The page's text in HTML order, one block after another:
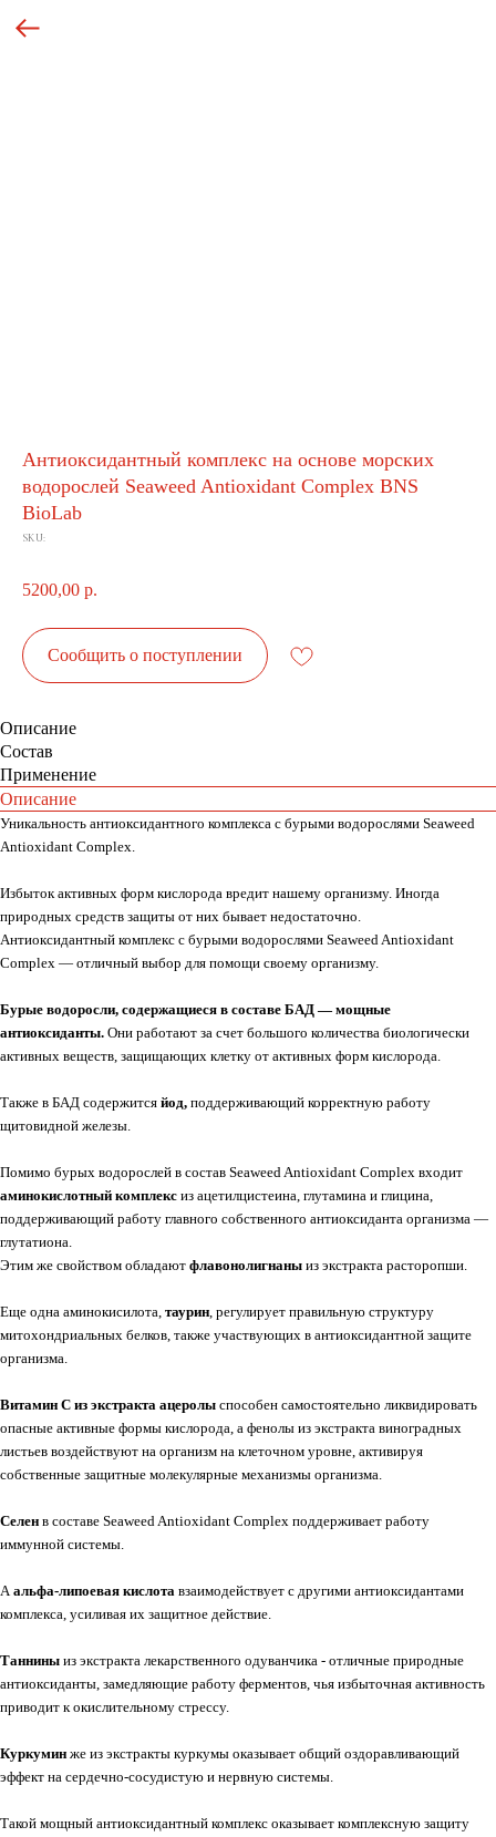
Антиоксидантный комплекс на основе морских
водорослей Seaweed Antioxidant Complex BNS
BioLab
SKU:
5200,00 р.
Сообщить о поступлении
Описание
Состав
Применение
Описание
Уникальность антиоксидантного комплекса с бурыми водорослями Seaweed
Antioxidant Complex.
Избыток активных форм кислорода вредит нашему организму. Иногда
природных средств защиты от них бывает недостаточно.
Антиоксидантный комплекс с бурыми водорослями Seaweed Antioxidant
Complex — отличный выбор для помощи своему организму.
Бурые водоросли, содержащиеся в составе БАД — мощные
антиоксиданты. Они работают за счет большого количества биологически
активных веществ, защищающих клетку от активных форм кислорода.
Также в БАД содержится йод, поддерживающий корректную работу
щитовидной железы.
Помимо бурых водорослей в состав Seaweed Antioxidant Complex входит
аминокислотный комплекс из ацетилцистеина, глутамина и глицина,
поддерживающий работу главного собственного антиоксиданта организма —
глутатиона.
Этим же свойством обладают флавонолигнаны из экстракта расторопши.
Еще одна аминокисилота, таурин, регулирует правильную структуру
митохондриальных белков, также участвующих в антиоксидантной защите
организма.
Витамин С из экстракта ацеролы способен самостоятельно ликвидировать
опасные активные формы кислорода, а фенолы из экстракта виноградных
листьев воздействуют на организм на клеточном уровне, активируя
собственные защитные молекулярные механизмы организма.
Селен в составе Seaweed Antioxidant Complex поддерживает работу
иммунной системы.
Аальфа-липоевая кислота взаимодействует с другими антиоксидантами
комплекса, усиливая их защитное действие.
Таннины из экстракта лекарственного одуванчика - отличные природные
антиоксиданты, замедляющие работу ферментов, чья избыточная активность
приводит к окислительному стрессу.
Куркумин же из экстракты куркумы оказывает общий оздоравливающий
эффект на сердечно-сосудистую и нервную системы.
Такой мощный антиоксидантный комплекс оказывает комплексную защиту